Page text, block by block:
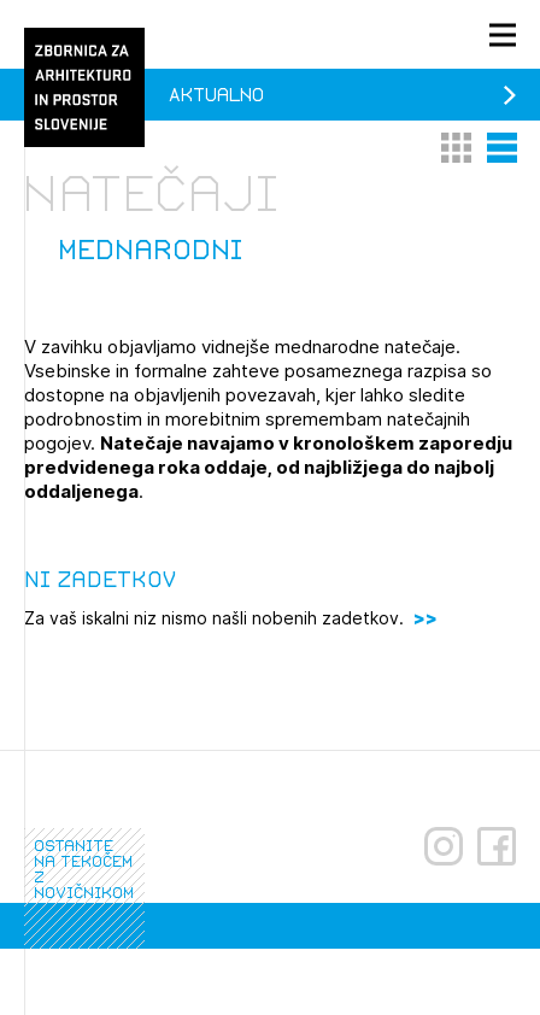
PRIJAVA
KONTAKT
Praksa
O ZAPS
1/1
Pozdravljeni
Prijavite se s svojim ZAPS uporabniškim imenom in geslom.
Thumbnail
List
mednarodni
natečaji
V zavihku objavljamo vidnejše mednarodne natečaje.
Vsebinske in formalne zahteve posameznega razpisa so
dostopne na objavljenih povezavah, kjer lahko sledite
podrobnostim in morebitnim spremembam natečajnih
pogojev. Natečaje navajamo v kronološkem zaporedju
predvidenega roka oddaje, od najbližjega do najbolj
oddaljenega.
Aktualno
Ni zadetkov
Za vaš iskalni niz nismo našli nobenih zadetkov.
ostanite
na tekočem
z
novičnikom
1/2
Prijava na novičnik
Ostanite na tekočem z novicami in se naročite na
Novičnike. Označite svojo izbiro.
Novičnike vam bomo pošiljali na vaš elektronski naslov.
Mesečni novičnik